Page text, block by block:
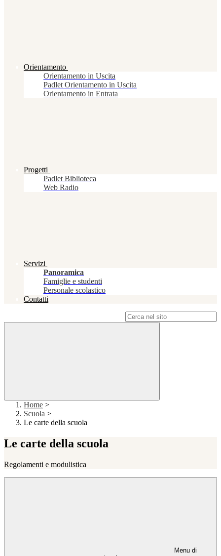
Orientamento
Orientamento in Uscita
Padlet Orientamento in Uscita
Orientamento in Entrata
Progetti
Padlet Biblioteca
Web Radio
Servizi
Panoramica
Famiglie e studenti
Personale scolastico
Contatti
Home >
Scuola >
Le carte della scuola
Le carte della scuola
Regolamenti e modulistica
Menu di